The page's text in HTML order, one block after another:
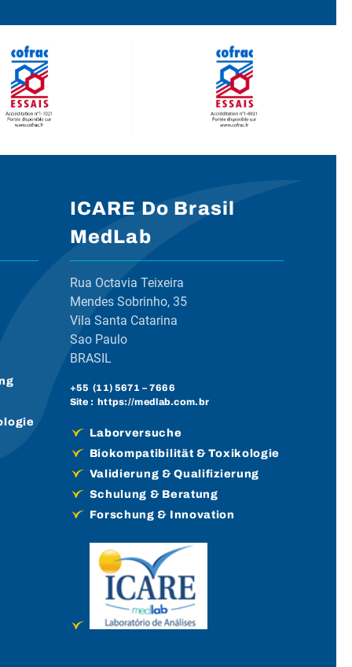
ICARE Do Brasil
MedLab
Rua Octavia Teixeira
Mendes Sobrinho, 35
Vila Santa Catarina
Sao Paulo
BRASIL
+55 (11) 5671 – 7666
Site : https://medlab.com.br
Laborversuche
Biokompatibilität & Toxikologie
Validierung & Qualifizierung
Schulung & Beratung
Forschung & Innovation